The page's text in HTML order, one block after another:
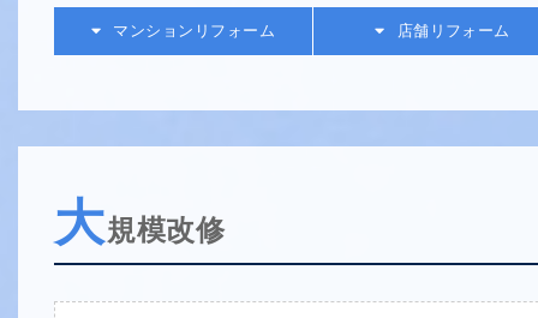
マンションリフォーム 店舗リフォーム
大規模改修